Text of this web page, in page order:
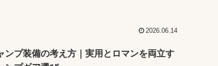
2026.06.14
ンプ装備の考え方｜実用とロマンを両立す